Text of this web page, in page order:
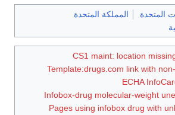
المتحدة
المملكة المتحدة
CS1 maint: location
Template:drugs.com link with
ECHA
Infobox-drug molecular-weight
Pages using infobox drug with